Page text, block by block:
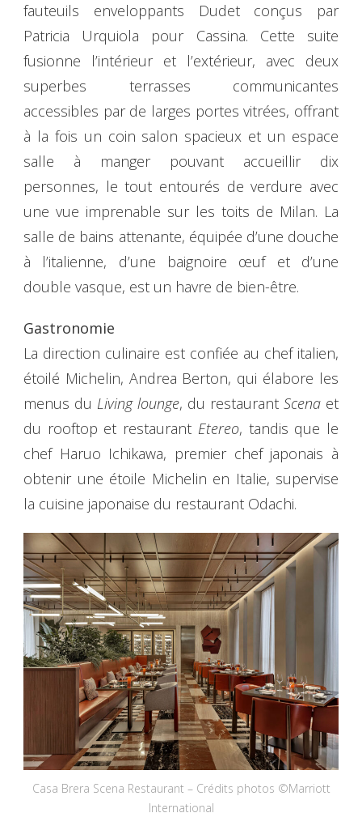
fauteuils enveloppants Dudet conçus par
Patricia Urquiola pour Cassina. Cette suite
fusionne l’intérieur et l’extérieur, avec deux
superbes terrasses communicantes
accessibles par de larges portes vitrées, offrant
à la fois un coin salon spacieux et un espace
salle à manger pouvant accueillir dix
personnes, le tout entourés de verdure avec
une vue imprenable sur les toits de Milan. La
salle de bains attenante, équipée d’une douche
à l’italienne, d’une baignoire œuf et d’une
double vasque, est un havre de bien-être.
Gastronomie
La direction culinaire est confiée au chef italien,
étoilé Michelin, Andrea Berton, qui élabore les
menus du Living lounge, du restaurant Scena et
du rooftop et restaurant Etereo, tandis que le
chef Haruo Ichikawa, premier chef japonais à
obtenir une étoile Michelin en Italie, supervise
la cuisine japonaise du restaurant Odachi.
Casa Brera Scena Restaurant – Crédits photos ©Marriott
International